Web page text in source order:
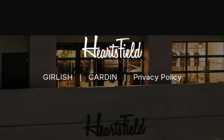
GIRLISH | CARDIN | Privacy Policy